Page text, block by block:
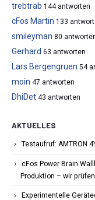
trebtrab 144 antworten
cFos Martin 133
smileyman 80
Gerhard 63 antworten
Lars Bergengruen 54
moin 47 antworten
DhiDet 43 antworten
AKTUELLES
Testaufruf: AMTRON
cFos Power Brain
Produktion – wir
Experimentelle